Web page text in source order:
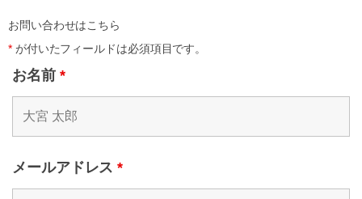
お問い合わせはこちら
*が付いたフィールドは必須項目です。
お名前 *
メールアドレス*